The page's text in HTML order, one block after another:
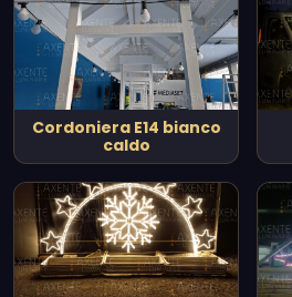
Cordoniera E14 bianco
caldo